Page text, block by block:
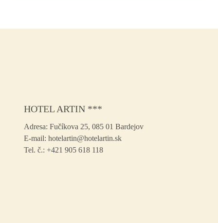
HOTEL ARTIN ***
Adresa: Fučíkova 25, 085 01 Bardejov
E-mail: hotelartin@hotelartin.sk
Tel. č.: +421 905 618 118